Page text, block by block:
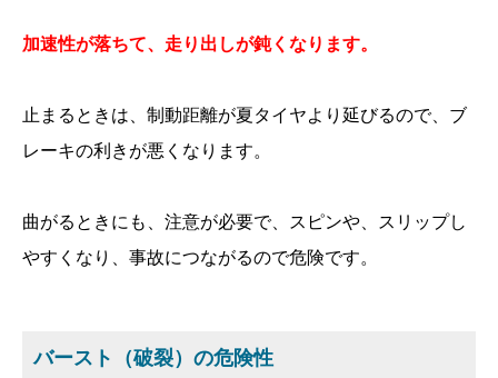
加速性が落ちて、走り出しが鈍くなります。
止まるときは、制動距離が夏タイヤより延びるので、ブ
レーキの利きが悪くなります。
曲がるときにも、注意が必要で、スピンや、スリップし
やすくなり、事故につながるので危険です。
バースト（破裂）の危険性